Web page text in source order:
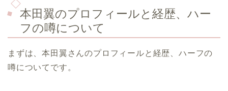
本田翼のプロフィールと経歴、ハー
フの噂について
まずは、本田翼さんのプロフィールと経歴、ハーフの
噂についてです。